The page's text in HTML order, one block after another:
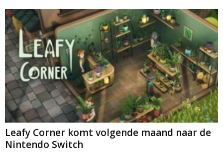
Leafy Corner komt volgende maand naar de
Nintendo Switch